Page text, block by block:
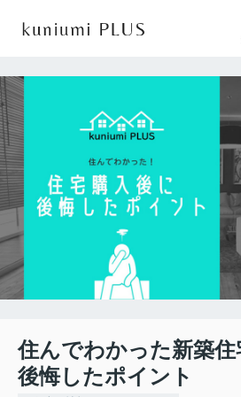
住んでわかった新築住
後悔したポイント